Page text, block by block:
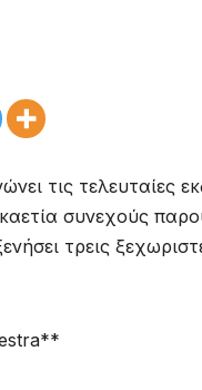
τις τελευταίες
συνεχούς
τρεις